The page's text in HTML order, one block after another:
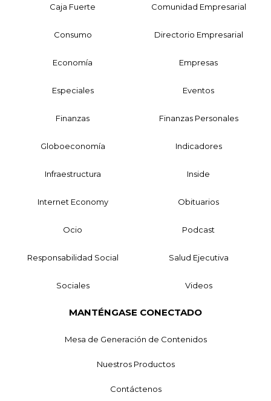
Caja Fuerte Comunidad Empresarial
Consumo Directorio Empresarial
Economía Empresas
Especiales Eventos
Finanzas Finanzas Personales
Globoeconomía Indicadores
Infraestructura Inside
Internet Economy Obituarios
Ocio Podcast
Responsabilidad Social Salud Ejecutiva
Sociales Videos
MANTÉNGASE CONECTADO
Mesa de Generación de Contenidos
Nuestros Productos
Contáctenos